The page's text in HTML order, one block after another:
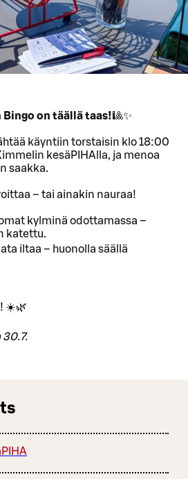
Bingo on täällä taas!🎱✨
käyntiin torstaisin klo 18:00
kesäPIHAlla, ja menoa
saakka.
– tai ainakin nauraa!
kylminä odottamassa –
katettu.
iltaa – huonolla säällä
☀️🌿
30.7.